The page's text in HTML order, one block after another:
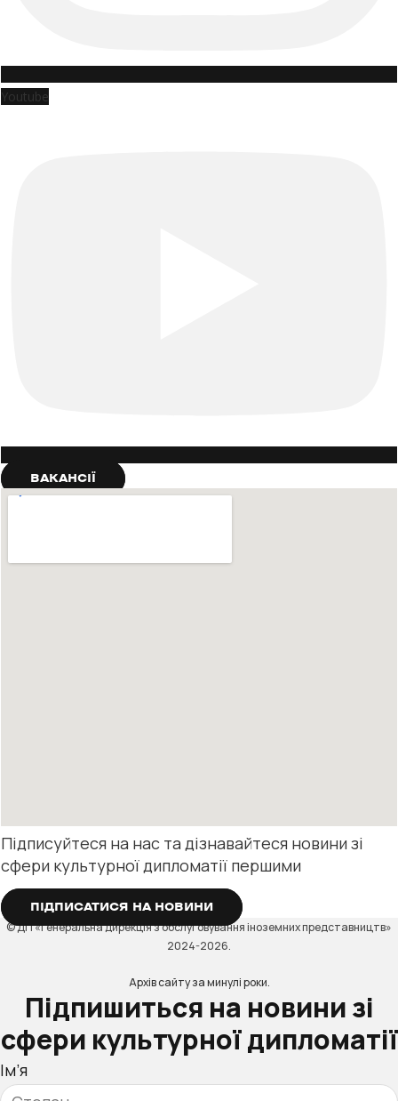
Youtube
ВАКАНСІЇ
Підписуйтеся на нас та дізнавайтеся новини зі
сфери культурної дипломатії першими
ПІДПИСАТИСЯ НА НОВИНИ
© ДП «Генеральна дирекція з обслуговування іноземних представництв»
2024-2026.
Архів сайту за минулі роки.
Підпишиться на новини зі
сфери культурної дипломатії
Ім’я